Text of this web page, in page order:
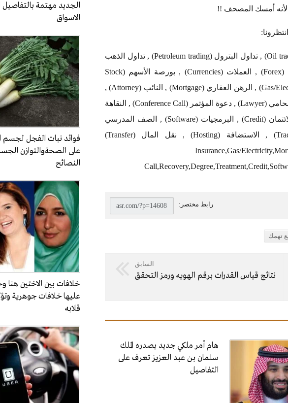
الجديد مهتمة
الاسواق
فوائد نبات الفجل لجسم
على الصحةوالتوازن
النصائح
خلافات بين الاختين
عليها خلافات جوهرية
قلابه
لأنه أمسك المصحف !!
تداول العملات (Currency exchange) , تداول النفط (Oil trading) , تداول البترول (Petroleum trading) , تداول الذهب
(Gold Trading) , فنادق دبي (Dubai hotels) , فوركس (Forex) , العملات (Currencies) , بورصة الأسهم (Stock
Exchange) , التأمين (Insurance) , الغاز / الكهرباء (Gas/Electricity) , الرهن العقاري (Mortgage) , النائب (Attorney) ,
الدعوى (Claim) , القروض (Loans) , التبرع (Donate) , المحامي (Lawyer) , دعوة المؤتمر (Conference Call) , النقاهة
(Recovery) , الشهادة (Degree) , العلاج (Treatment) , الائتمان (Credit) , البرمجيات (Software) , الصف المدرسي
(Classes) , إعادة التأهيل (Rehab) , التداول (Trading) , الاستضافة (Hosting) , نقل المال (Transfer)
Insurance,Gas/
تهمك
السابق
نتائج قياس القدرات برقم الهويه ورمز التحقق
هام أمر ملكي جديد يصدره الملك
سلمان بن عبد العزيز تعرف على
التفاصيل